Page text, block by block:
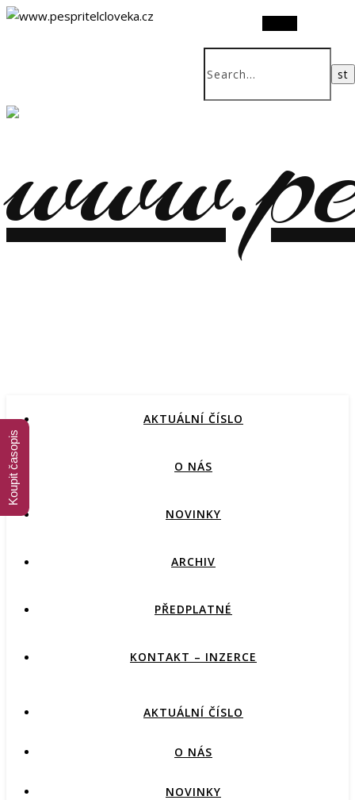
AKTUÁLNÍ ČÍSLO
O NÁS
NOVINKY
ARCHIV
PŘEDPLATNÉ
KONTAKT – INZERCE
AKTUÁLNÍ ČÍSLO
O NÁS
NOVINKY
Koupit časopis